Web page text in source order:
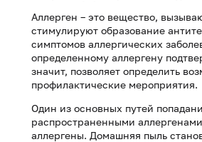
Аллерген – это вещество,
стимулируют образование
симптомов аллергических
определенному аллергену
значит, позволяет определить
профилактические мероприятия.
Один из основных путей
распространенными
аллергены. Домашняя пыль